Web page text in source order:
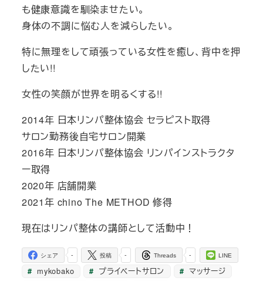
も健康意識を馴染ませたい。
身体の不調に悩む人を減らしたい。
特に無理をして頑張っている女性を癒し、背中を押
したい!!
女性の笑顔が世界を明るくする!!
2014年 日本リンパ整体協会 セラピスト取得
サロン勤務後自宅サロン開業
2016年 日本リンパ整体協会 リンパインストラクタ
ー取得
2020年 店舗開業
2021年 chino The METHOD 修得
現在はリンパ整体の講師として活動中！
-
シェア -
投稿 -
Threads LINE
mykobako プライベートサロン
マッサージ